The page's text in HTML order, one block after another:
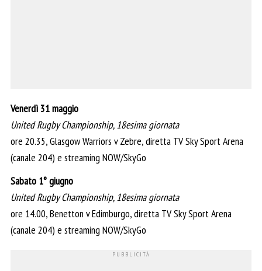
Venerdì 31 maggio
United Rugby Championship, 18esima giornata
ore 20.35, Glasgow Warriors v Zebre, diretta TV Sky Sport Arena
(canale 204) e streaming NOW/SkyGo
Sabato 1° giugno
United Rugby Championship, 18esima giornata
ore 14.00, Benetton v Edimburgo, diretta TV Sky Sport Arena
(canale 204) e streaming NOW/SkyGo